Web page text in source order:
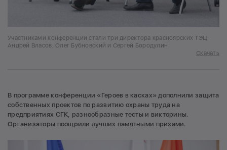
Участниками конференции стали три директора красноярских ТЭЦ:
Андрей Власов, Олег Бубновский и Сергей Бородулин
Скачать
В программе конференции «Героев в касках» дополнили защита
собственных проектов по развитию охраны труда на
предприятиях СГК, разнообразные тесты и викторины.
Организаторы поощрили лучших памятными призами.